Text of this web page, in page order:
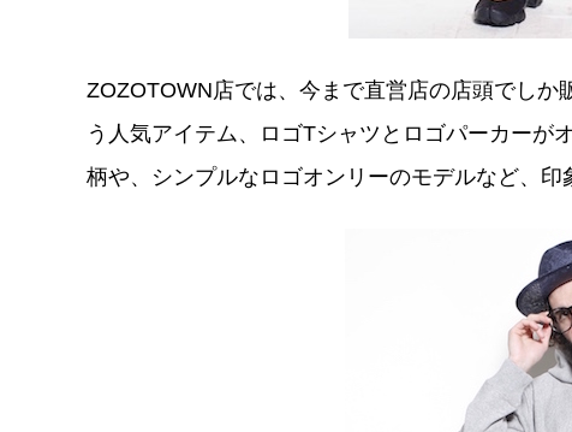
ZOZOTOWN店では、今まで直営店の店頭でし
う人気アイテム、ロゴTシャツとロゴパーカーが
柄や、シンプルなロゴオンリーのモデルなど、印